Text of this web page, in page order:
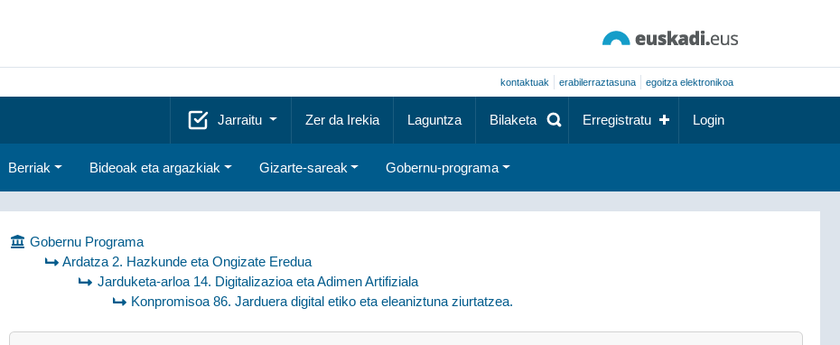
kontaktuak erabilerraztasuna egoitza elektronikoa
Jarraitu Zer da Irekia Laguntza Bilaketa Erregistratu Login
Berriak Bideoak eta argazkiak Gizarte-sareak Gobernu-programa
Gobernu Programa
Ardatza 2. Hazkunde eta Ongizate Eredua
Jarduketa-arloa 14. Digitalizazioa eta Adimen Artifiziala
Konpromisoa 86. Jarduera digital etiko eta eleaniztuna ziurtatzea.